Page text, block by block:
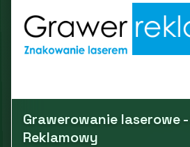
Grawerowanie laserowe
Reklamowy